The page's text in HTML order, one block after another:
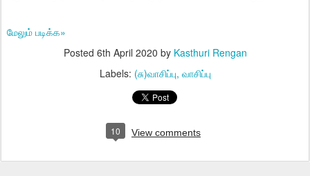
மேலும் படிக்க»
Posted 6th April 2020 by Kasthuri Rengan
Labels: (சு)வாசிப்பு வாசிப்பு
10 View comments